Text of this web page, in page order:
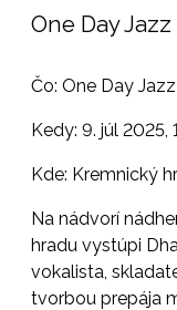
One Day
Čo: One Day
Kedy: 9. júl 2025,
Kde: Kremnický
Na nádvorí
hradu vystúpi
vokalista,
tvorbou prepája